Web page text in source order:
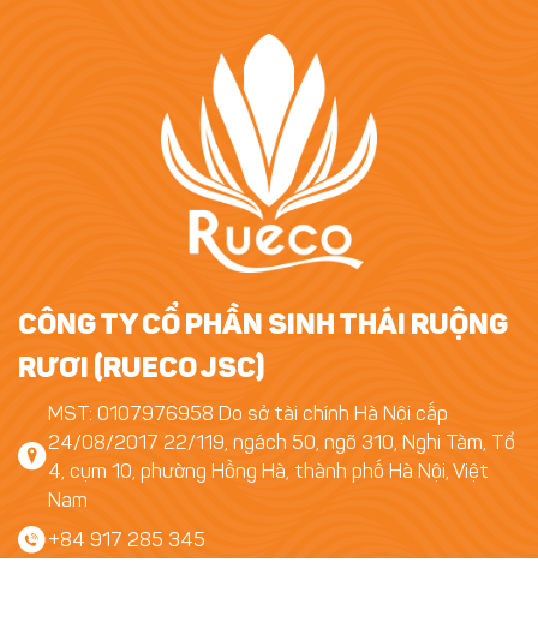
CÔNG TY CỔ PHẦN SINH THÁI RUỘNG
RƯƠI (RUECO JSC)
MST: 0107976958 Do sở tài chính Hà Nội cấp
24/08/2017 22/119, ngách 50, ngõ 310, Nghi Tàm, Tổ
4, cụm 10, phường Hồng Hà, thành phố Hà Nội, Việt
Nam
+84 917 285 345